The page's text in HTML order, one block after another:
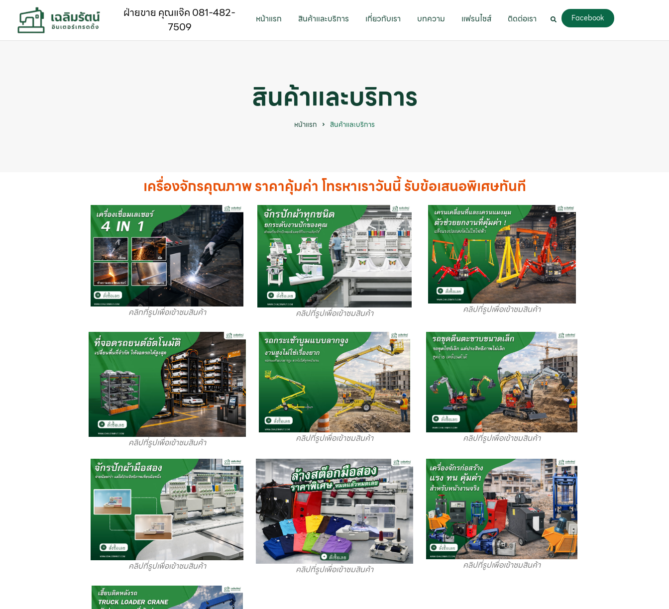
ฝ่ายขาย คุณแจ๊ค 081-482-
7509
หน้าแรก สินค้าและบริการ เกี่ยวกับเรา บทความ แฟรนไชส์ ติดต่อเรา Facebook
สินค้าและบริการ
หน้าแรก สินค้าและบริการ
เครื่องจักรคุณภาพ ราคาคุ้มค่า โทรหาเราวันนี้ รับข้อเสนอพิเศษทันที
คลิกที่รูปเพื่อเข้าชมสินค้า คลิปที่รูปเพื่อเข้าชมสินค้า คลิปที่รูปเพื่อเข้าชมสินค้า
คลิปที่รูปเพื่อเข้าชมสินค้า คลิปที่รูปเพื่อเข้าชมสินค้า คลิปที่รูปเพื่อเข้าชมสินค้า
คลิปที่รูปเพื่อเข้าชมสินค้า คลิปที่รูปเพื่อเข้าชมสินค้า คลิปที่รูปเพื่อเข้าชมสินค้า